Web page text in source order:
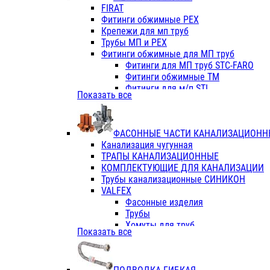
Фитинги ПП белые
Фитинги ПП белые
Фитинги ППс металл.белые
VALFEX
Трубы PE-RT
Трубы ПП водопровод белые
Трубы ПП водопровод серые
Трубы армированные
Трубы армированные
Фитинги с металл. серые
Фитинги ПП (серые)
Фитинги ПП белые
Краны
Фитинги ПП (белые)
Фитинги ПП с металлом белые
ПК КОНТУР
Краны полипропиленовые
Трубы полипропиленивые
FIRAT
Фитинги обжимные PEX
Крепежи для мп труб
Трубы МП и PEX
Фитинги обжимные для МП труб
Фитинги для МП труб STC-FARO
Фитинги обжимные ТМ
Фитинги для м/п STI
Фитинги для МП труб TITAN
TK
VALFEX
Показать все
ФАСОННЫЕ ЧАСТИ
Канализация чугунная
ТРАПЫ КАНАЛИЗАЦИОННЫЕ
КОМПЛЕКТУЮЩИЕ ДЛЯ КАНАЛИЗАЦИИ
Трубы канализационные СИНИКОН
VALFEX
Фасонные изделия
Трубы
Хомуты для труб
ПВХ (стройполимер)
Показать все